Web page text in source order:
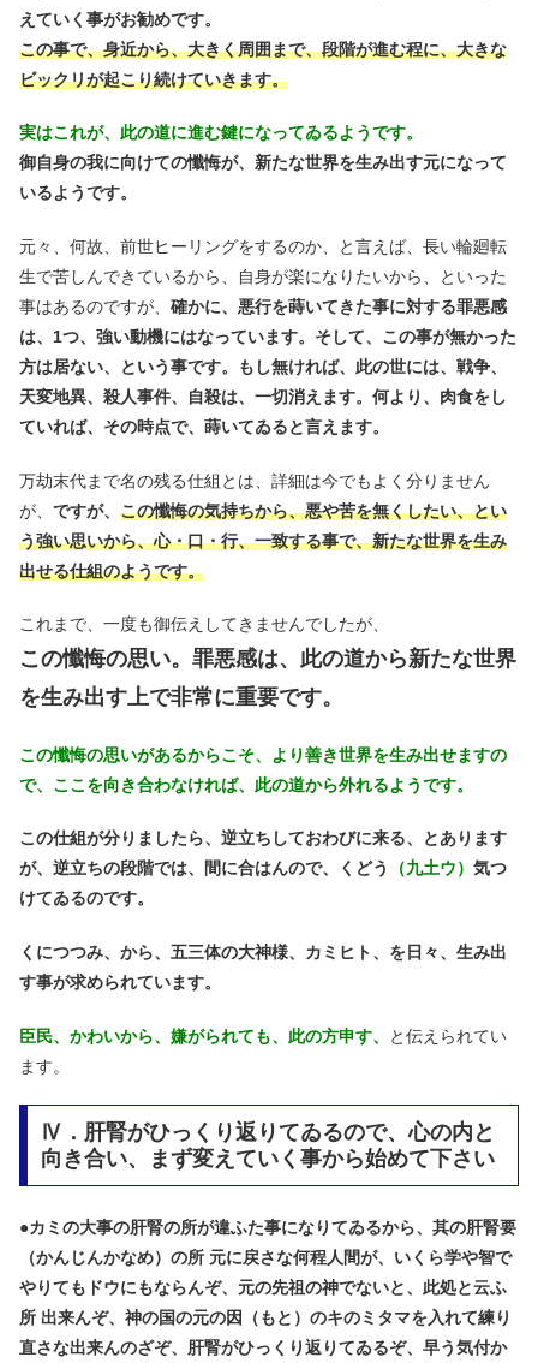
えていく事がお勧めです。
この事で、身近から、大きく周囲まで、段階が進む程に、大きな
ビックリが起こり続けていきます。
実はこれが、此の道に進む鍵になってゐるようです。
御自身の我に向けての懺悔が、新たな世界を生み出す元になって
いるようです。
元々、何故、前世ヒーリングをするのか、と言えば、長い輪廻転
生で苦しんできているから、自身が楽になりたいから、といった
事はあるのですが、 確かに、悪行を蒔いてきた事に対する罪悪感
は、1つ、強い動機にはなっています。そして、この事が無かった
方は居ない、という事です。もし無ければ、此の世には、戦争、
天変地異、殺人事件、自殺は、一切消えます。何より、肉食をし
ていれば、その時点で、蒔いてゐると言えます。
万劫末代まで名の残る仕組とは、詳細は今でもよく分りません
が、 ですが、 この懺悔の気持ちから、悪や苦を無くしたい、とい
う強い思いから、心・口・行、一致する事で、新たな世界を生み
出せる仕組のようです。
これまで、一度も御伝えしてきませんでしたが、
この懺悔の思い。罪悪感は、此の道から新たな世界
を生み出す上で非常に重要です。
この懺悔の思いがあるからこそ、より善き世界を生み出せますの
で、ここを向き合わなければ、此の道から外れるようです。
この仕組が分りましたら、逆立ちしておわびに来る、とあります
が、逆立ちの段階では、間に合はんので、くどう
（九土ウ） 気つ
けてゐるのです。
くにつつみ、から、五三体の大神様、カミヒト、を日々、生み出
す事が求められています。
臣民、かわいから、嫌がられても、此の方申す、
と伝えられてい
ます。
Ⅳ．肝腎がひっくり返りてゐるので、心の内と
向き合い、まず変えていく事から始めて下さい
●カミの大事の肝腎の所が違ふた事になりてゐるから、其の肝腎要
（かんじんかなめ）の所 元に戻さな何程人間が、いくら学や智で
やりてもドウにもならんぞ、元の先祖の神でないと、此処と云ふ
所 出来んぞ、神の国の元の因（もと）のキのミタマを入れて練り
直さな出来んのざぞ、肝腎がひっくり返りてゐるぞ、早う気付か